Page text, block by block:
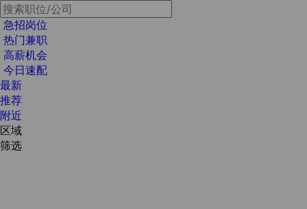
急招岗位
热门兼职
高薪机会
今日速配
最新
推荐
附近
区域
筛选